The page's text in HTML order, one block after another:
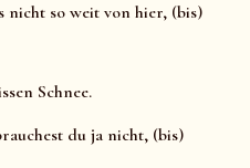
nicht so weit von hier, (bis)
Schnee.
du ja nicht, (bis)